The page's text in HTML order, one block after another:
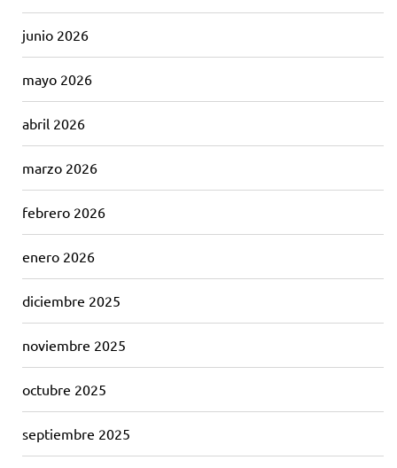
junio 2026
mayo 2026
abril 2026
marzo 2026
febrero 2026
enero 2026
diciembre 2025
noviembre 2025
octubre 2025
septiembre 2025